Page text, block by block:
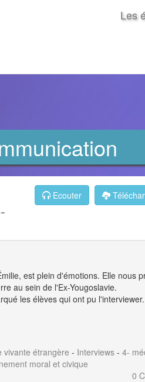
Les
Ecouter
est plein d'émotions. Elle nous
au sein de l'Ex-Yougoslavie.
les élèves qui ont pu l'interviewer.
vivante étrangère - Interviews -4-
moral et civique
0